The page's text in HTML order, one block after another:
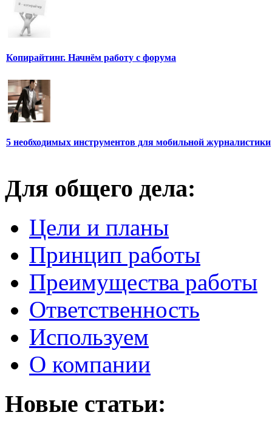
Копирайтинг. Начнём работу с форума
5 необходимых инструментов для мобильной журналистики
Для общего дела:
Цели и планы
Принцип работы
Преимущества работы
Ответственность
Используем
О компании
Новые статьи: